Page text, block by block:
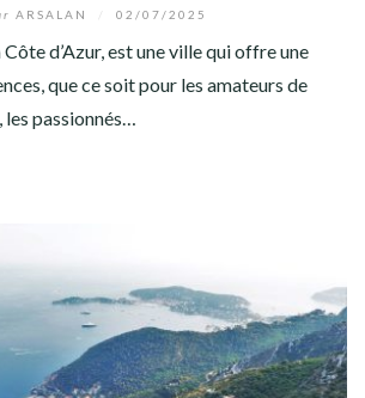
ARSALAN 02/07/2025
d’Azur, est une ville qui offre une
que ce soit pour les amateurs de
les passionnés…